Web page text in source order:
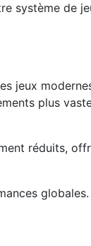
système de
jeux
plus
réduits,
globales.